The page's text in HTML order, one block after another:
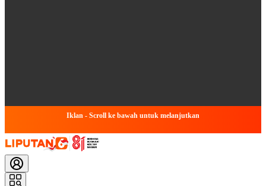
Iklan - Scroll ke bawah untuk melanjutkan